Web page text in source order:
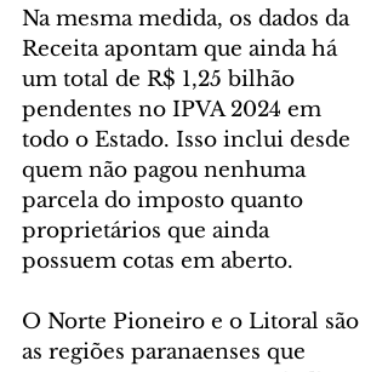
Na mesma medida, os dados da
Receita apontam que ainda há
um total de R$ 1,25 bilhão
pendentes no IPVA 2024 em
todo o Estado. Isso inclui desde
quem não pagou nenhuma
parcela do imposto quanto
proprietários que ainda
possuem cotas em aberto.
O Norte Pioneiro e o Litoral são
as regiões paranaenses que